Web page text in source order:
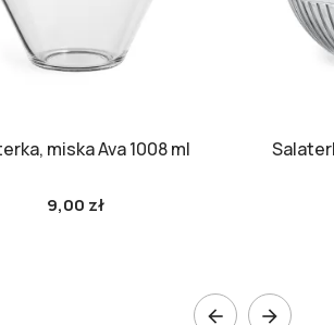
miska Ava 1008 ml
9,00 zł
 